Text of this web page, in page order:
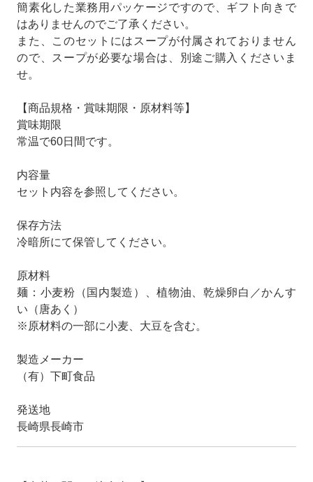
簡素化した業務用パッケージですので、ギフト向きで
はありませんのでご了承ください。
また、このセットにはスープが付属されておりません
ので、スープが必要な場合は、別途ご購入くださいま
せ。
【商品規格・賞味期限・原材料等】
賞味期限
常温で60日間です。
内容量
セット内容を参照してください。
保存方法
冷暗所にて保管してください。
原材料
麺：小麦粉（国内製造）、植物油、乾燥卵白／かんす
い（唐あく）
※原材料の一部に小麦、大豆を含む。
製造メーカー
（有）下町食品
発送地
長崎県長崎市